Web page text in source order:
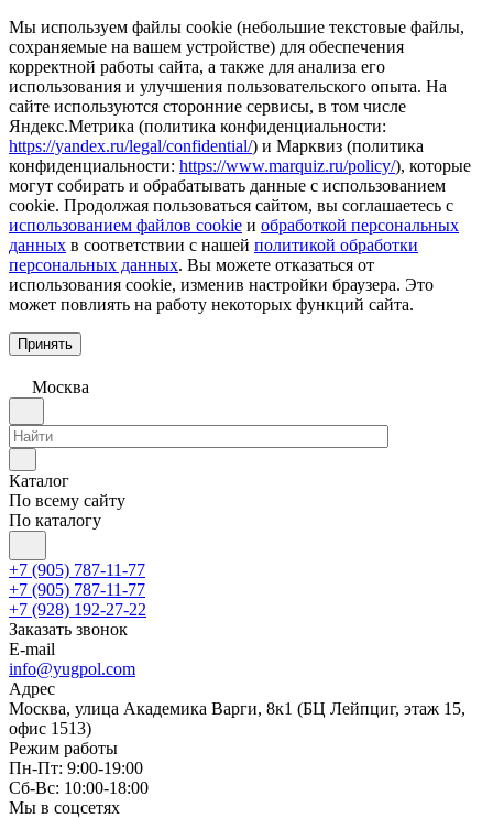
Мы используем файлы cookie (небольшие текстовые файлы,
сохраняемые на вашем устройстве) для обеспечения
корректной работы сайта, а также для анализа его
использования и улучшения пользовательского опыта. На
сайте используются сторонние сервисы, в том числе
Яндекс.Метрика (политика конфиденциальности:
https://yandex.ru/legal/confidential/) и Марквиз (политика
конфиденциальности: https://www.marquiz.ru/policy/), которые
могут собирать и обрабатывать данные с использованием
cookie. Продолжая пользоваться сайтом, вы соглашаетесь с
использованием файлов cookie и обработкой персональных
данных в соответствии с нашей политикой обработки
персональных данных. Вы можете отказаться от
использования cookie, изменив настройки браузера. Это
может повлиять на работу некоторых функций сайта.
Принять
Москва
Каталог
По всему сайту
По каталогу
+7 (905) 787-11-77
+7 (905) 787-11-77
+7 (928) 192-27-22
Заказать звонок
E-mail
info@yugpol.com
Адрес
Москва, улица Академика Варги, 8к1 (БЦ Лейпциг, этаж 15,
офис 1513)
Режим работы
Пн-Пт: 9:00-19:00
Cб-Вс: 10:00-18:00
Мы в соцсетях